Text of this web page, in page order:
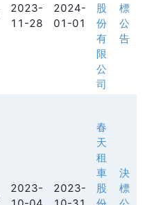
2023-
11-28
2024-
01-01
股
份
有
限
公
司
標
公
告
2023-
2023-
春
天
租
車
股
決
標